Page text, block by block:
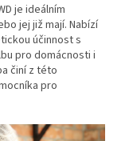
je ideálním
jej již mají. Nabízí
účinnost s
pro domácnosti i
činí z této
pro